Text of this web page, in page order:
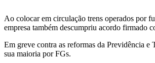
Ao colocar em circulação trens operados por
empresa também descumpriu acordo firmado
Em greve contra as reformas da Previdência e
sua maioria por FGs.